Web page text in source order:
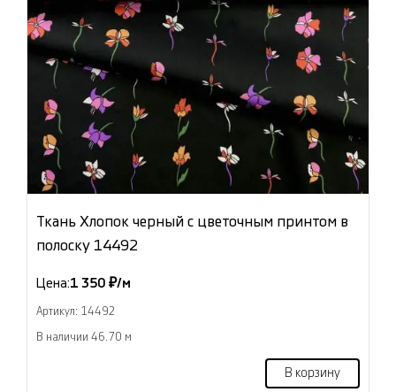
Ткань Хлопок черный с цветочным принтом в
полоску 14492
Цена:1 350 ₽/м
Артикул: 14492
В наличии 46.70 м
В корзину